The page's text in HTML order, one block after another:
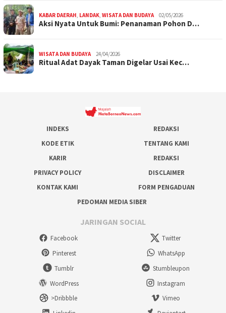
KABAR DAERAH, LANDAK, WISATA DAN BUDAYA 02/05/2026
Aksi Nyata Untuk Bumi: Penanaman Pohon D…
WISATA DAN BUDAYA 24/04/2026
Ritual Adat Dayak Taman Digelar Usai Kec…
INDEKS
REDAKSI
KODE ETIK
TENTANG KAMI
KARIR
REDAKSI
PRIVACY POLICY
DISCLAIMER
KONTAK KAMI
FORM PENGADUAN
PEDOMAN MEDIA SIBER
JARINGAN SOCIAL
Facebook
Twitter
Pinterest
WhatsApp
Tumblr
Stumbleupon
WordPress
Instagram
>Dribbble
Vimeo